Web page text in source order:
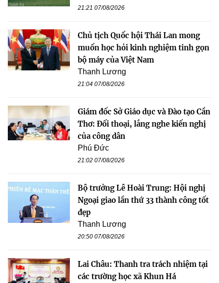
21:21 07/08/2026
Chủ tịch Quốc hội Thái Lan mong
muốn học hỏi kinh nghiệm tinh gọn
bộ máy của Việt Nam
Thanh Lương
21:04 07/08/2026
Giám đốc Sở Giáo dục và Đào tạo Cần
Thơ: Đối thoại, lắng nghe kiến nghị
của công dân
Phú Đức
21:02 07/08/2026
Bộ trưởng Lê Hoài Trung: Hội nghị
Ngoại giao lần thứ 33 thành công tốt
đẹp
Thanh Lương
20:50 07/08/2026
Lai Châu: Thanh tra trách nhiệm tại
các trường học xã Khun Há